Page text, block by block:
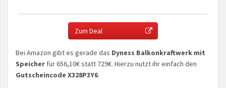
Zum Deal
Bei Amazon gibt es gerade das Dyness Balkonkraftwerk mit
Speicher für 656,10€ statt 729€. Hierzu nutzt ihr einfach den
Gutscheincode X328P3Y6.